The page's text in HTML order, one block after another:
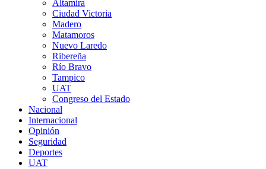
Altamira
Ciudad Victoria
Madero
Matamoros
Nuevo Laredo
Ribereña
Río Bravo
Tampico
UAT
Congreso del Estado
Nacional
Internacional
Opinión
Seguridad
Deportes
UAT